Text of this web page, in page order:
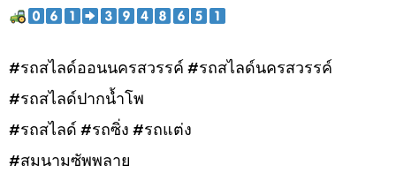
#รถสไลด์ออนนครสวรรค์ #รถสไลด์นครสวรรค์
#รถสไลด์ปากน้ำโพ
#รถสไลด์ #รถซิ่ง #รถแต่ง
#สมนามซัพพลาย